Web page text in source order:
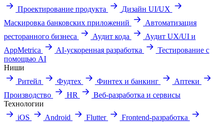
Проектирование продукта
Дизайн UI/UX
Маскировка банковских приложений
Автоматизация
ресторанного бизнеса
Аудит кода
Аудит UX/UI и
AppMetrica
AI-ускоренная разработка
Тестирование с
помощью AI
Ниши
Ритейл
Фудтех Финтех и банкинг
Аптеки
Производство
HR
Веб-разработка и сервисы
Технологии
iOS
Android Flutter
Frontend-разработка